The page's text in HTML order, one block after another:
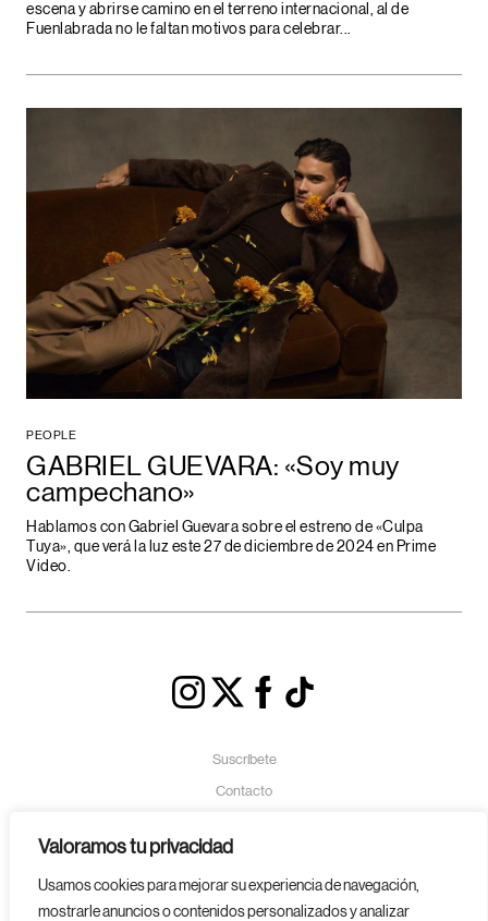
Valoramos tu privacidad
Usamos cookies para mejorar su experiencia de navegación,
mostrarle anuncios o contenidos personalizados y analizar
escena y abrirse camino en el terreno internacional, al de
Fuenlabrada no le faltan motivos para celebrar...
PEOPLE
GABRIEL GUEVARA: «Soy muy
campechano»
Hablamos con Gabriel Guevara sobre el estreno de «Culpa
Tuya», que verá la luz este 27 de diciembre de 2024 en Prime
Video.
Suscríbete
Contacto
Aviso Legal
Política de Privacidad